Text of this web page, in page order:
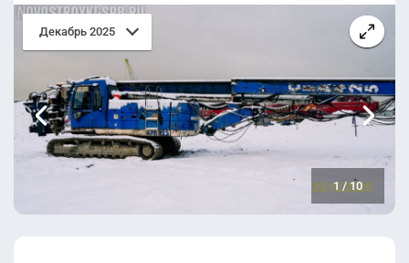
Декабрь 2025
1/10